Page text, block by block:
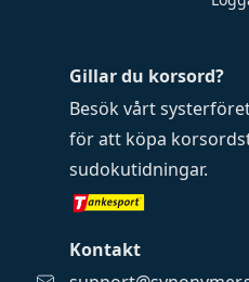
Gillar du korsord?
Besök vårt
för att köpa
sudokutidningar.
Kontakt